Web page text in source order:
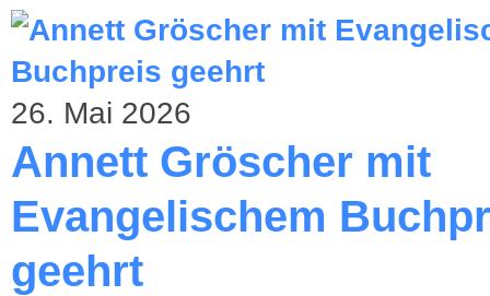
26. Mai 2026
Annett Gröscher mit
Evangelischem
geehrt